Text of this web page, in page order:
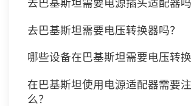
去巴基斯坦需要电源插头适配器吗
去巴基斯坦需要电压转换器吗？
哪些设备在巴基斯坦需要电压转换
在巴基斯坦使用电源适配器需要
么？